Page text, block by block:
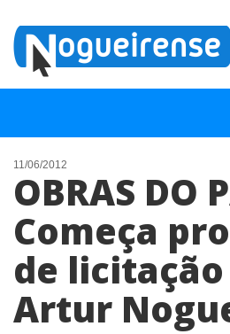
NOTÍCIAS
LISTA DIGITAL
TELEFONES ÚTEIS
CONTATO
11/06/2012
OBRAS DO
Começa
de
Artur